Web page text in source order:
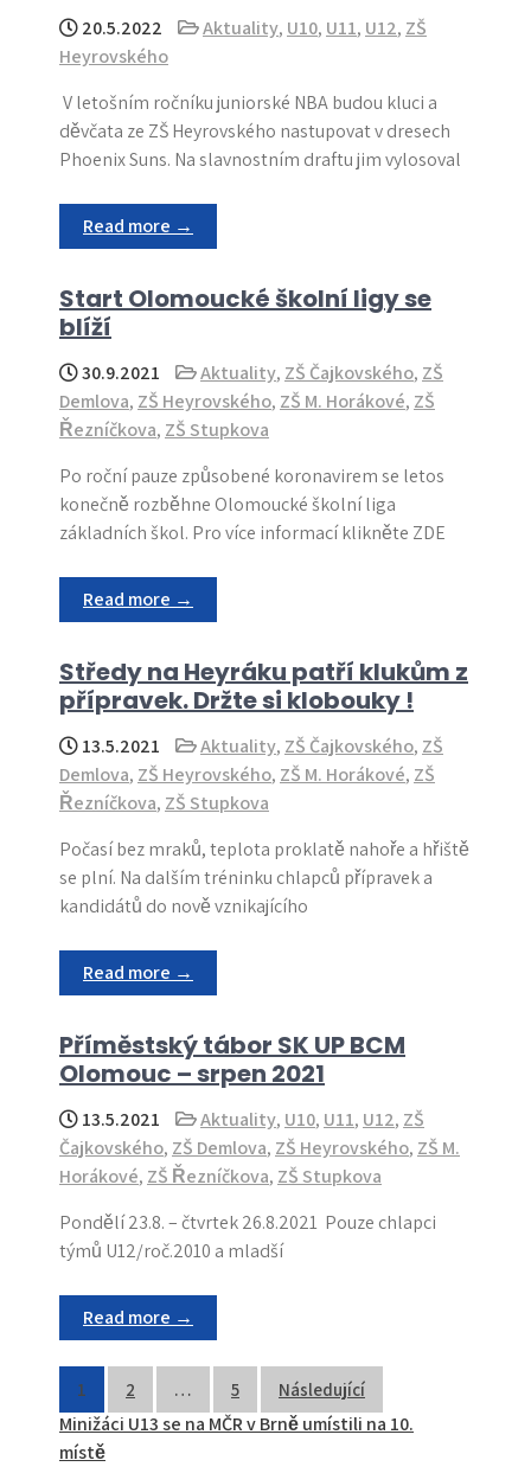
20.5.2022 Aktuality, U10, U11, U12, ZŠ
Heyrovského
V letošním ročníku juniorské NBA budou kluci a
děvčata ze ZŠ Heyrovského nastupovat v dresech
Phoenix Suns. Na slavnostním draftu jim vylosoval
Read more →
Start Olomoucké školní ligy se
blíží
30.9.2021 Aktuality, ZŠ Čajkovského, ZŠ
Demlova, ZŠ Heyrovského, ZŠ M. Horákové, ZŠ
Řezníčkova, ZŠ Stupkova
Po roční pauze způsobené koronavirem se letos
konečně rozběhne Olomoucké školní liga
základních škol. Pro více informací klikněte ZDE
Read more →
Středy na Heyráku patří klukům z
přípravek. Držte si klobouky !
13.5.2021 Aktuality, ZŠ Čajkovského, ZŠ
Demlova, ZŠ Heyrovského, ZŠ M. Horákové, ZŠ
Řezníčkova, ZŠ Stupkova
Počasí bez mraků, teplota proklatě nahoře a hřiště
se plní. Na dalším tréninku chlapců přípravek a
kandidátů do nově vznikajícího
Read more →
Příměstský tábor SK UP BCM
Olomouc – srpen 2021
13.5.2021 Aktuality, U10, U11, U12, ZŠ
Čajkovského, ZŠ Demlova, ZŠ Heyrovského, ZŠ M.
Horákové, ZŠ Řezníčkova, ZŠ Stupkova
Pondělí 23.8. – čtvrtek 26.8.2021 Pouze chlapci
týmů U12/roč.2010 a mladší
Read more →
Stránkování
příspěvků
1 2 … 5 Následující
Minižáci U13 se na MČR v Brně umístili na 10.
místě